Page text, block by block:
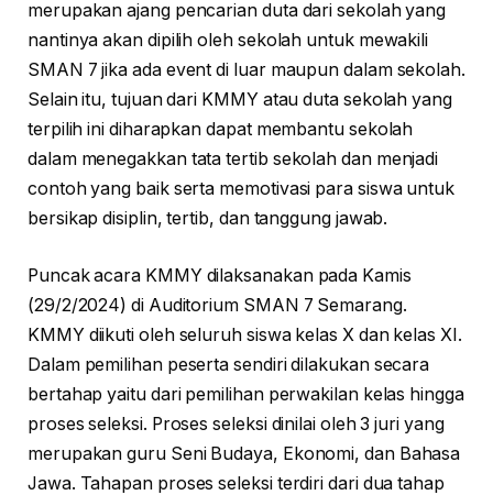
merupakan ajang pencarian duta dari sekolah yang
nantinya akan dipilih oleh sekolah untuk mewakili
SMAN 7 jika ada event di luar maupun dalam sekolah.
Selain itu, tujuan dari KMMY atau duta sekolah yang
terpilih ini diharapkan dapat membantu sekolah
dalam menegakkan tata tertib sekolah dan menjadi
contoh yang baik serta memotivasi para siswa untuk
bersikap disiplin, tertib, dan tanggung jawab.
Puncak acara KMMY dilaksanakan pada Kamis
(29/2/2024) di Auditorium SMAN 7 Semarang.
KMMY diikuti oleh seluruh siswa kelas X dan kelas XI.
Dalam pemilihan peserta sendiri dilakukan secara
bertahap yaitu dari pemilihan perwakilan kelas hingga
proses seleksi. Proses seleksi dinilai oleh 3 juri yang
merupakan guru Seni Budaya, Ekonomi, dan Bahasa
Jawa. Tahapan proses seleksi terdiri dari dua tahap